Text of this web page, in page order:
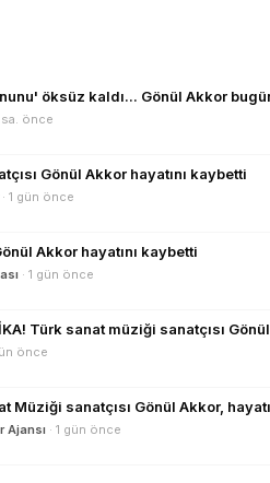
öksüz kaldı... Gönül Akkor
sa. önce
Gönül Akkor hayatını kaybetti
· 1 gün önce
Akkor hayatını kaybetti
· 1 gün önce
Türk sanat müziği sanatçısı
önce
Müziği sanatçısı Gönül Akkor,
Ajansı · 1 gün önce